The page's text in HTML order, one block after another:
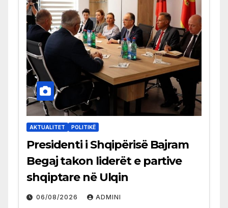
AKTUALITET POLITIKË
Presidenti i Shqipërisë Bajram
Begaj takon liderët e partive
shqiptare në Ulqin
06/08/2026 ADMINI